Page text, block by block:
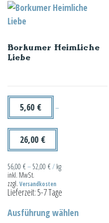
Borkumer Heimliche
Liebe
5,60 € –
26,00 €
56,00 €– 52,00 €/ kg
inkl. MwSt.
zzgl. Versandkosten
Lieferzeit:5-7 Tage
Ausführung wählenProdukt